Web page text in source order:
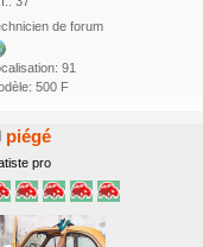
de forum
91
500 F
piégé
pro